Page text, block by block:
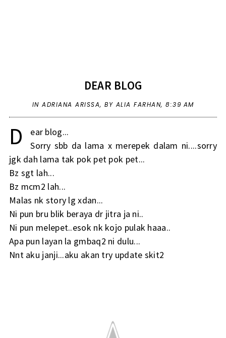
DEAR BLOG
IN ADRIANA ARISSA, BY ALIA FARHAN, 8:39 AM
D
ear blog...
Sorry sbb da lama x merepek dalam ni....sorry
jgk dah lama tak pok pet pok pet...
Bz sgt lah...
Bz mcm2 lah...
Malas nk story lg xdan...
Ni pun bru blik beraya dr jitra ja ni..
Ni pun melepet..esok nk kojo pulak haaa..
Apa pun layan la gmbaq2 ni dulu...
Nnt aku janji...aku akan try update skit2